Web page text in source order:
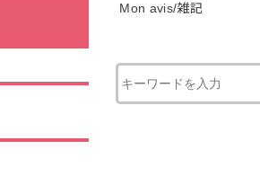
Mon avis/雑記